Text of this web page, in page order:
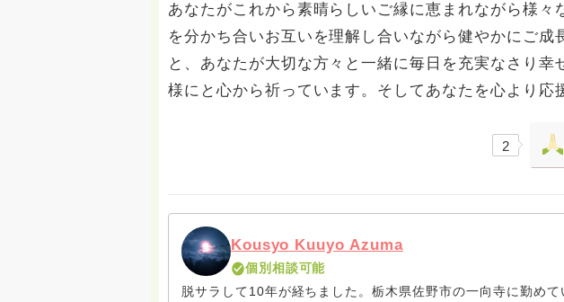
あなたがこれから素晴らしいご縁に恵まれながら様々
を分かち合いお互いを理解し合いながら健やかにご成
と、あなたが大切な方々と一緒に毎日を充実なさり幸
様にと心から祈っています。そしてあなたを心より応
2
Kousyo Kuuyo Azuma
個別相談可能
脱サラして10年が経ちました。栃木県佐野市の一向寺に勤め